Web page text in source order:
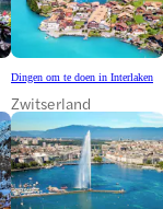
Dingen om te doen in Interlaken
Zwitserland